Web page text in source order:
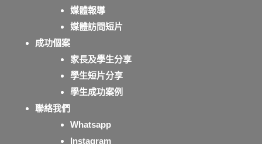
媒體報導
媒體訪問短片
成功個案
家長及學生分享
學生短片分享
學生成功案例
聯絡我們
Whatsapp
Instagram